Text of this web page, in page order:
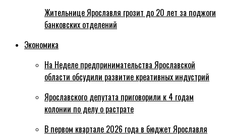
Жительнице Ярославля грозит до 20 лет за поджоги
банковских отделений
Экономика
На Неделе предпринимательства Ярославской
области обсудили развитие креативных индустрий
Ярославского депутата приговорили к 4 годам
колонии по делу о растрате
В первом квартале 2026 года в бюджет Ярославля